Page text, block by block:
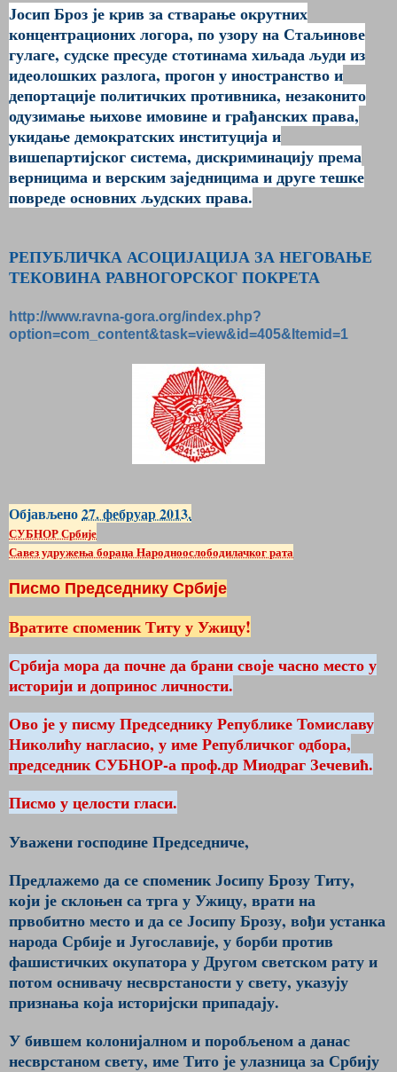
Јосип Броз је крив за стварање окрутних
концентрационих логора, по узору на Стаљинове
гулаге, судске пресуде стотинама хиљада људи из
идеолошких разлога, прогон у иностранство и
депортације политичких противника, незаконито
одузимање њихове имовине и грађанских права,
укидање демократских институција и
вишепартијског система, дискриминацију према
верницима и верским заједницима и друге тешке
повреде основних људских права.
РЕПУБЛИЧКА АСОЦИЈАЦИЈА ЗА НЕГОВАЊЕ
ТЕКОВИНА РАВНОГОРСКОГ ПОКРЕТА
http://www.ravna-gora.org/index.php?
option=com_content&task=view&id=405&Itemid=1
Објављено27. фебруар 2013.
СУБНОР Србије
Савез удружења бораца Народноослободилачког рата
Писмо Председнику Србије
Вратите споменик Титу у Ужицу!
Србија мора да почне да брани своје часно место у
историји и допринос личности.
Ово је у писму Председнику Републике Томиславу
Николићу нагласио, у име Републичког одбора,
председник СУБНОР-а проф.др Миодраг Зечевић.
Писмо у целости гласи.
Уважени господине Председниче,
Предлажемо да се споменик Јосипу Брозу Титу,
који је склоњен са трга у Ужицу, врати на
првобитно место и да се Јосипу Брозу, вођи устанка
народа Србије и Југославије, у борби против
фашистичких окупатора у Другом светском рату и
потом оснивачу несврстаности у свету, указују
признања која историјски припадају.
У бившем колонијалном и поробљеном а данас
несврстаном свету, име Тито је улазница за Србију